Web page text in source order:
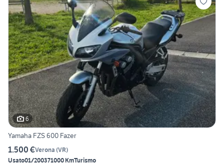
6
Yamaha FZS 600 Fazer
1.500 €Verona (VR)
Usato01/200371000 KmTurismo